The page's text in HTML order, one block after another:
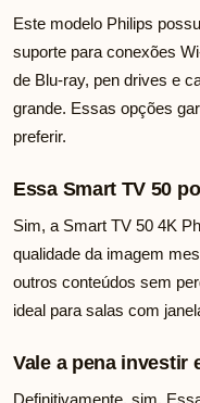
Este modelo Philips
suporte para conexões
de Blu-ray, pen drives e
grande. Essas opções
preferir.
Essa Smart TV 50
Sim, a Smart TV 50 4K
qualidade da imagem
outros conteúdos sem
ideal para salas com
Vale a pena investir